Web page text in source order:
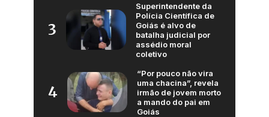
3
Superintendente da
Polícia Científica de
Goiás é alvo de
batalha judicial por
assédio moral
coletivo
4
“Por pouco não vira
uma chacina”, revela
irmão de jovem morto
a mando do pai em
Goiás